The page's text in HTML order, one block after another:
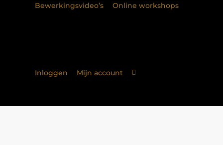
Bewerkingsvideo’s Online workshops
Inloggen Mijn account